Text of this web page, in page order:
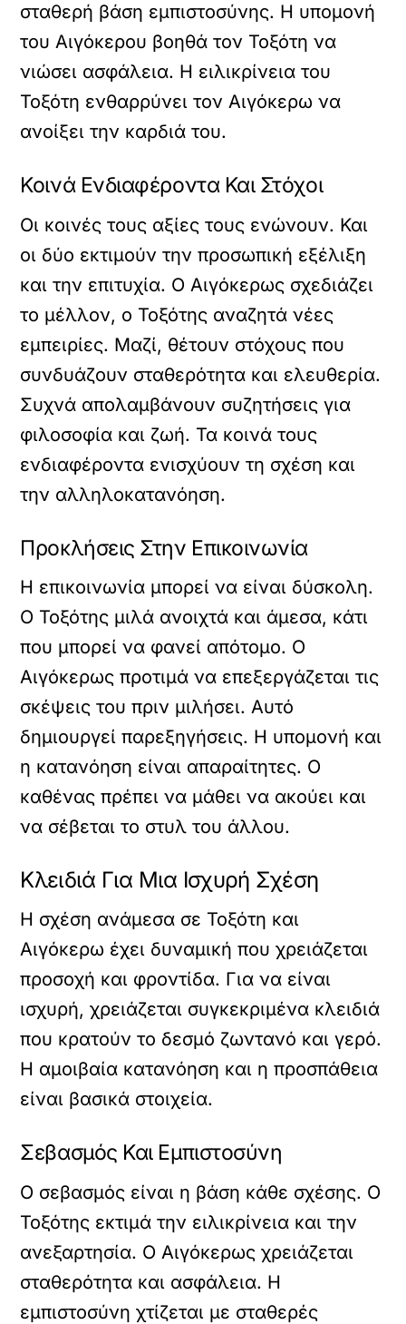
σταθερή βάση εμπιστοσύνης. Η υπομονή
του Αιγόκερου βοηθά τον Τοξότη να
νιώσει ασφάλεια. Η ειλικρίνεια του
Τοξότη ενθαρρύνει τον Αιγόκερω να
ανοίξει την καρδιά του.
Κοινά Ενδιαφέροντα Και Στόχοι
Οι κοινές τους αξίες τους ενώνουν. Και
οι δύο εκτιμούν την προσωπική εξέλιξη
και την επιτυχία. Ο Αιγόκερως σχεδιάζει
το μέλλον, ο Τοξότης αναζητά νέες
εμπειρίες. Μαζί, θέτουν στόχους που
συνδυάζουν σταθερότητα και ελευθερία.
Συχνά απολαμβάνουν συζητήσεις για
φιλοσοφία και ζωή. Τα κοινά τους
ενδιαφέροντα ενισχύουν τη σχέση και
την αλληλοκατανόηση.
Προκλήσεις Στην Επικοινωνία
Η επικοινωνία μπορεί να είναι δύσκολη.
Ο Τοξότης μιλά ανοιχτά και άμεσα, κάτι
που μπορεί να φανεί απότομο. Ο
Αιγόκερως προτιμά να επεξεργάζεται τις
σκέψεις του πριν μιλήσει. Αυτό
δημιουργεί παρεξηγήσεις. Η υπομονή και
η κατανόηση είναι απαραίτητες. Ο
καθένας πρέπει να μάθει να ακούει και
να σέβεται το στυλ του άλλου.
Κλειδιά Για Μια Ισχυρή Σχέση
Η σχέση ανάμεσα σε Τοξότη και
Αιγόκερω έχει δυναμική που χρειάζεται
προσοχή και φροντίδα. Για να είναι
ισχυρή, χρειάζεται συγκεκριμένα κλειδιά
που κρατούν το δεσμό ζωντανό και γερό.
Η αμοιβαία κατανόηση και η προσπάθεια
είναι βασικά στοιχεία.
Σεβασμός Και Εμπιστοσύνη
Ο σεβασμός είναι η βάση κάθε σχέσης. Ο
Τοξότης εκτιμά την ειλικρίνεια και την
ανεξαρτησία. Ο Αιγόκερως χρειάζεται
σταθερότητα και ασφάλεια. Η
εμπιστοσύνη χτίζεται με σταθερές